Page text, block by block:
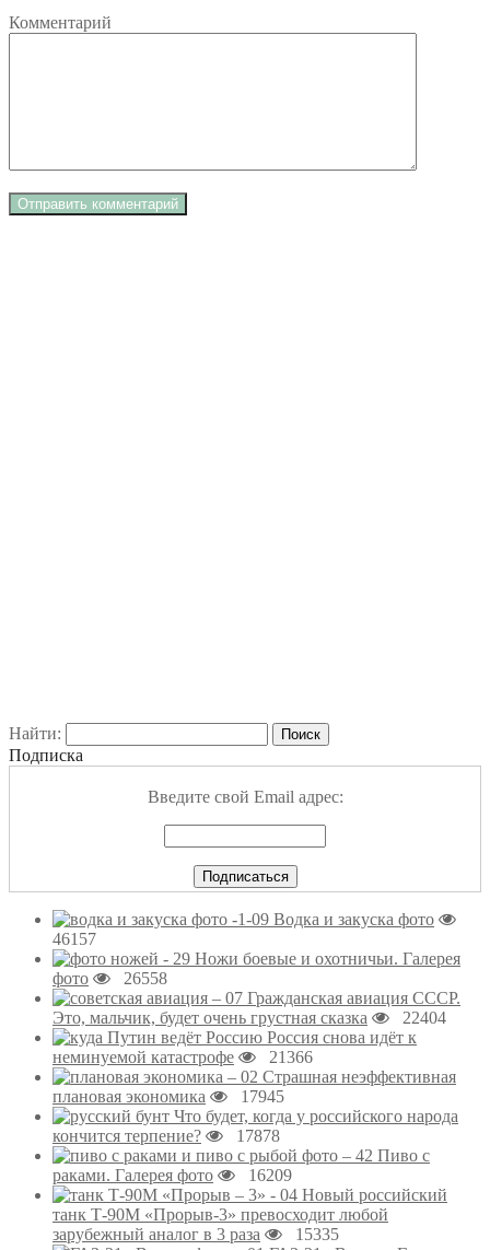
Комментарий
Найти:
Подписка
Введите свой Email адрес:
Водка и закуска фото
46157
Ножи боевые и охотничьи. Галерея
фото
26558
Гражданская авиация СССР.
Это, мальчик, будет очень грустная сказка
22404
Россия снова идёт к
неминуемой катастрофе
21366
Страшная неэффективная
плановая экономика
17945
Что будет, когда у российского народа
кончится терпение?
17878
Пиво с
раками. Галерея фото
16209
Новый российский
танк Т-90М «Прорыв-3» превосходит любой
зарубежный аналог в 3 раза
15335